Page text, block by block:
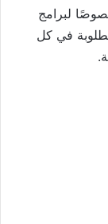
لبرامج
في كل